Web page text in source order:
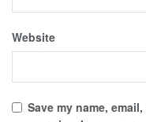
Website
Save my name,